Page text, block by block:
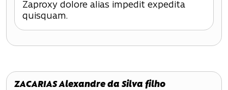
e
P
s
Zaproxy dolore alias impedit expedita
quisquam.
ZACARIAS Alexandre da Silva filho